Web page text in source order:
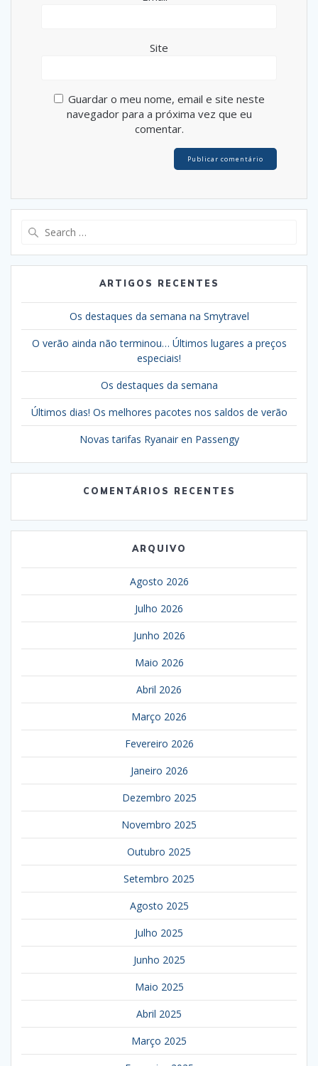
Site
Guardar o meu nome, email e site neste
navegador para a próxima vez que eu
comentar.
ARTIGOS RECENTES
Os destaques da semana na Smytravel
O verão ainda não terminou… Últimos lugares a preços
especiais!
Os destaques da semana
Últimos dias! Os melhores pacotes nos saldos de verão
Novas tarifas Ryanair en Passengy
COMENTÁRIOS RECENTES
ARQUIVO
Agosto 2026
Julho 2026
Junho 2026
Maio 2026
Abril 2026
Março 2026
Fevereiro 2026
Janeiro 2026
Dezembro 2025
Novembro 2025
Outubro 2025
Setembro 2025
Agosto 2025
Julho 2025
Junho 2025
Maio 2025
Abril 2025
Março 2025